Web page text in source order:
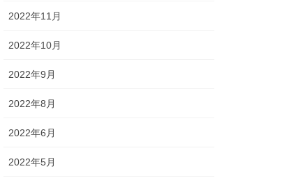
2022年11月
2022年10月
2022年9月
2022年8月
2022年6月
2022年5月